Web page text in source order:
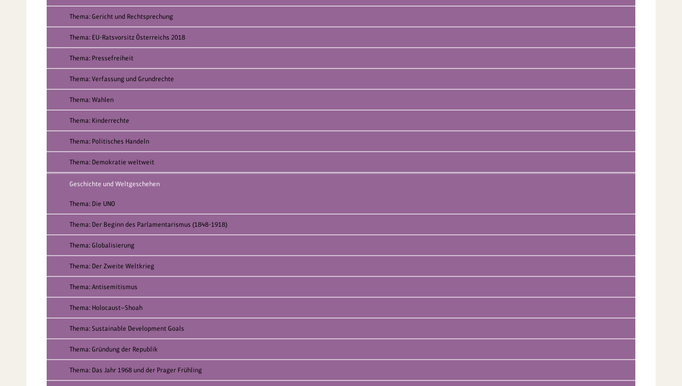
Thema: Gericht und Rechtsprechung
Thema: EU-Ratsvorsitz Österreichs 2018
Thema: Pressefreiheit
Thema: Verfassung und Grundrechte
Thema: Wahlen
Thema: Kinderrechte
Thema: Politisches Handeln
Thema: Demokratie weltweit
Geschichte und Weltgeschehen
Thema: Die UNO
Thema: Der Beginn des Parlamentarismus (1848-1918)
Thema: Globalisierung
Thema: Der Zweite Weltkrieg
Thema: Antisemitismus
Thema: Holocaust—Shoah
Thema: Sustainable Development Goals
Thema: Gründung der Republik
Thema: Das Jahr 1968 und der Prager Frühling